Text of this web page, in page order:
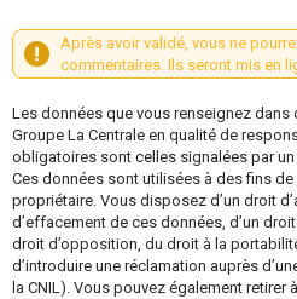
Après avoir validé, vous ne
commentaires. Ils seront mis en
Les données que vous renseignez
Groupe La Centrale en qualité de
obligatoires sont celles signalées par
Ces données sont utilisées à des fins
propriétaire. Vous disposez d’un droit
d’effacement de ces données, d’un
droit d’opposition, du droit à la
d’introduire une réclamation auprès
la CNIL). Vous pouvez également retirer